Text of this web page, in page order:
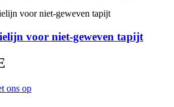
voor niet-geweven tapijt
ons op